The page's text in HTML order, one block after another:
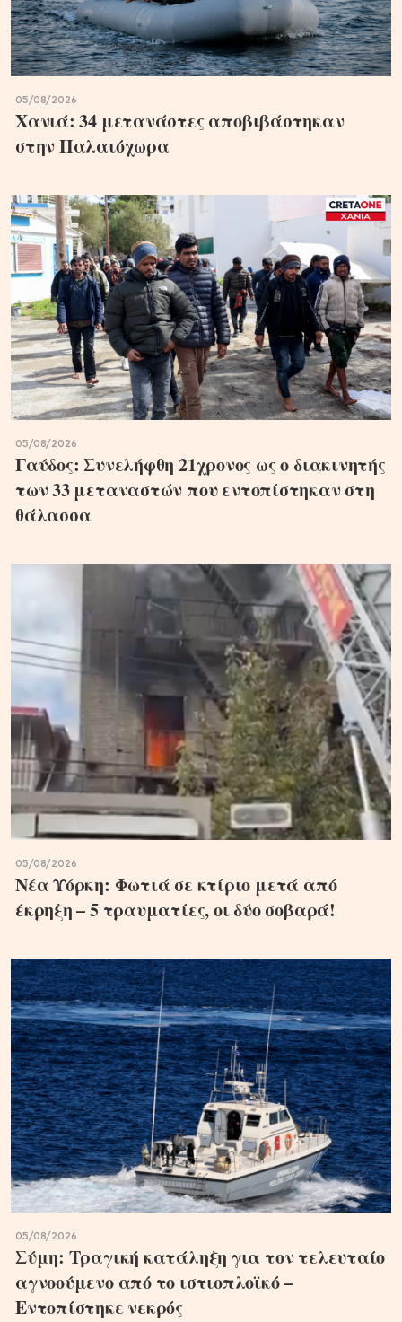
05/08/2026
Χανιά: 34 μετανάστες αποβιβάστηκαν
στην Παλαιόχωρα
05/08/2026
Γαύδος: Συνελήφθη 21χρονος ως ο διακινητής
των 33 μεταναστών που εντοπίστηκαν στη
θάλασσα
05/08/2026
Νέα Υόρκη: Φωτιά σε κτίριο μετά από
έκρηξη – 5 τραυματίες, οι δύο σοβαρά!
05/08/2026
Σύμη: Τραγική κατάληξη για τον τελευταίο
αγνοούμενο από το ιστιοπλοϊκό –
Εντοπίστηκε νεκρός